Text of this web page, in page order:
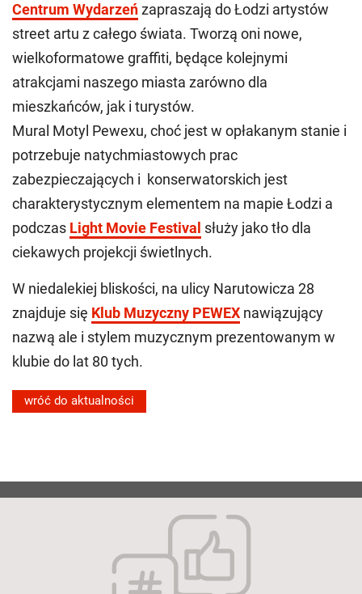
Centrum Wydarzeńzapraszają do Łodzi artystów
street artu z całego świata. Tworzą oni nowe,
wielkoformatowe graffiti, będące kolejnymi
atrakcjami naszego miasta zarówno dla
mieszkańców, jak i turystów.
Mural Motyl Pewexu, choć jest w opłakanym stanie i
potrzebuje natychmiastowych prac
zabezpieczających i konserwatorskich jest
charakterystycznym elementem na mapie Łodzi a
podczas Light Movie Festival służy jako tło dla
ciekawych projekcji świetlnych.
W niedalekiej bliskości, na ulicy Narutowicza 28
znajduje się Klub Muzyczny PEWEX nawiązujący
nazwą ale i stylem muzycznym prezentowanym w
klubie do lat 80 tych.
wróć do aktualności